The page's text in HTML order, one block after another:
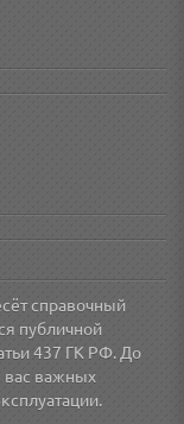
справочный
публичной
437 ГК РФ. До
вас важных